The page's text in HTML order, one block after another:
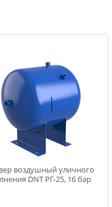
воздушный уличного
DNT РГ-25, 16 бар